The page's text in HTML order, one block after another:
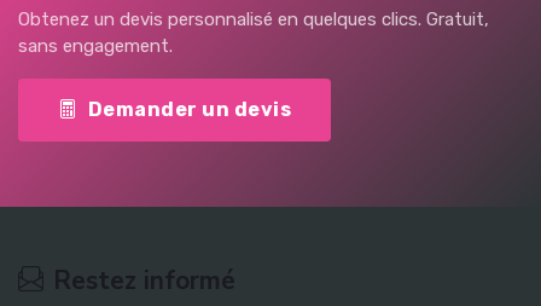
Obtenez un devis personnalisé en quelques clics. Gratuit,
sans engagement.
Demander un devis
Restez informé